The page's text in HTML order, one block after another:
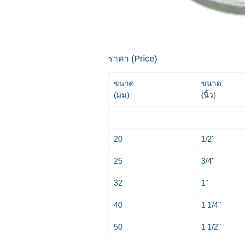
ราคา (Price)
ขนาด
(มม)
ขนาด
(นิ้ว)
20 1/2"
25 3/4"
32 1"
40 1 1/4"
50 1 1/2"